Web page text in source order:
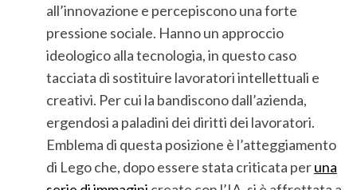
all’innovazione e percepiscono una forte
pressione sociale. Hanno un approccio
ideologico alla tecnologia, in questo caso
tacciata di sostituire lavoratori intellettuali e
creativi. Per cui la bandiscono dall’azienda,
ergendosi a paladini dei diritti dei lavoratori.
Emblema di questa posizione è l’atteggiamento
di Lego che, dopo essere stata criticata peruna